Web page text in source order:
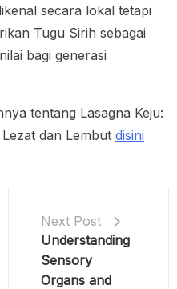
secara lokal tetapi
Tugu Sirih sebagai
bagi generasi
tentang Lasagna Keju:
dan Lembut disini
Next Post
Understanding
Sensory
Organs and